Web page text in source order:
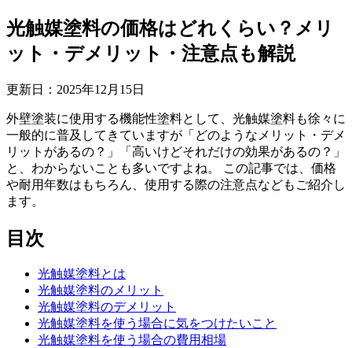
光触媒塗料の価格はどれくらい？メリ
ット・デメリット・注意点も解説
更新日： 2025年12 月 15日
外壁塗装に使用する機能性塗料として、光触媒塗料も徐々に
一般的に普及してきていますが「どのようなメリット・デメ
リットがあるの？」「高いけどそれだけの効果があるの？」
と、わからないことも多いですよね。 この記事では、価格
や耐用年数はもちろん、使用する際の注意点などもご紹介し
ます。
目次
光触媒塗料とは
光触媒塗料のメリット
光触媒塗料のデメリット
光触媒塗料を使う場合に気をつけたいこと
光触媒塗料を使う場合の費用相場